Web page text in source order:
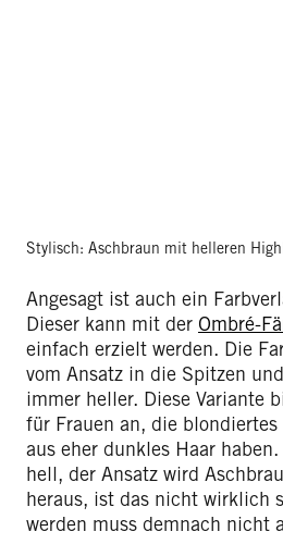
Stylisch: Aschbraun mit helleren
Angesagt ist auch ein
Dieser kann mit der Ombré-
einfach erzielt werden. Die
vom Ansatz in die Spitzen
immer heller. Diese Variante
für Frauen an, die
aus eher dunkles Haar
hell, der Ansatz wird
heraus, ist das nicht wirklich
werden muss demnach nicht